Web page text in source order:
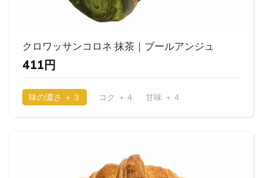
クロワッサンコロネ 抹茶｜ブールアンジュ
411円
味の濃さ ＋３ コク ＋４
甘味 ＋４